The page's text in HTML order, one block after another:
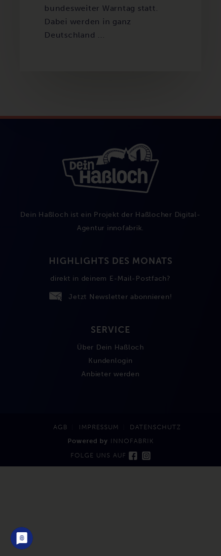
bundesweiter Warntag statt.
Dabei werden in ganz
Deutschland ...
Dein Haßloch ist ein Projekt der Haßlocher Digital-
Agentur innofabrik.
HIGHLIGHTS DES MONATS
direkt in deinem E-Mail-Postfach?
Jetzt Newsletter abonnieren!
SERVICE
Über Dein Haßloch
Kundenlogin
Anbieter werden
AGB IMPRESSUM
DATENSCHUTZ
Powered by INNOFABRIK
FOLGE UNS AUF